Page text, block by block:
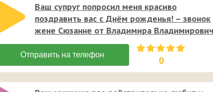
Ваш супруг попросил меня красиво
поздравить вас с Днём рожденья! – звонок
жене Сюзанне от Владимира
0